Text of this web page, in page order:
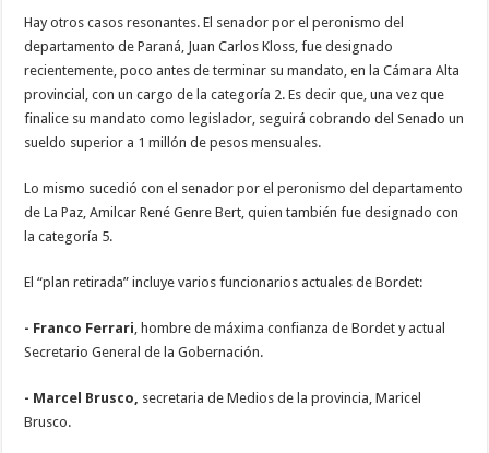
Hay otros casos resonantes. El senador por el peronismo del
departamento de Paraná, Juan Carlos Kloss, fue designado
recientemente, poco antes de terminar su mandato, en la Cámara Alta
provincial, con un cargo de la categoría 2. Es decir que, una vez que
finalice su mandato como legislador, seguirá cobrando del Senado un
sueldo superior a 1 millón de pesos mensuales.
Lo mismo sucedió con el senador por el peronismo del departamento
de La Paz, Amilcar René Genre Bert, quien también fue designado con
la categoría 5.
El “plan retirada” incluye varios funcionarios actuales de Bordet:
- Franco Ferrari, hombre de máxima confianza de Bordet y actual
Secretario General de la Gobernación.
- Marcel Brusco, secretaria de Medios de la provincia, Maricel
Brusco.